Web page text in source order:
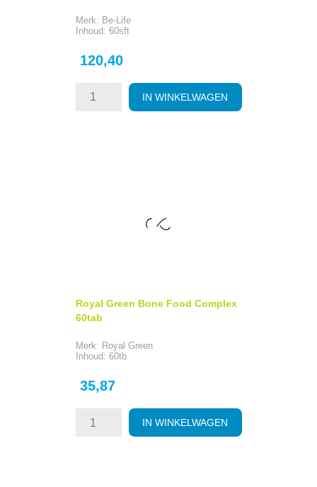
Merk: Be-Life
Inhoud: 60sft
Prijs
120,40
IN WINKELWAGEN
Royal Green Bone Food Complex
60tab
Merk: Royal Green
Inhoud: 60tb
Prijs
35,87
IN WINKELWAGEN